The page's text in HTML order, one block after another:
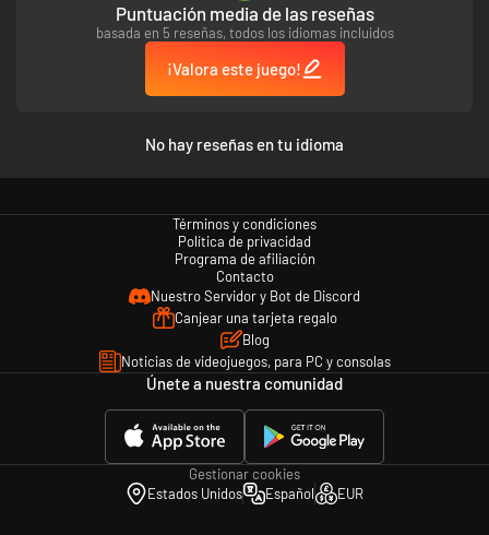
Puntuación media de las reseñas
basada en 5 reseñas, todos los idiomas incluidos
¡Valora este juego!
No hay reseñas en tu idioma
Términos y condiciones
Política de privacidad
Programa de afiliación
Contacto
Nuestro Servidor y Bot de Discord
Canjear una tarjeta regalo
Blog
Noticias de videojuegos, para PC y consolas
Únete a nuestra comunidad
Gestionar cookies
Estados Unidos
Español EUR